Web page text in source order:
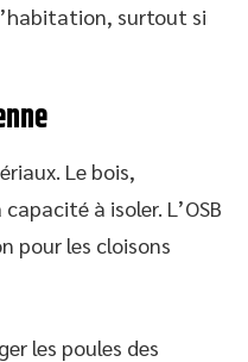
surtout si
Le bois,
à isoler. L’OSB
pour les cloisons
les poules des